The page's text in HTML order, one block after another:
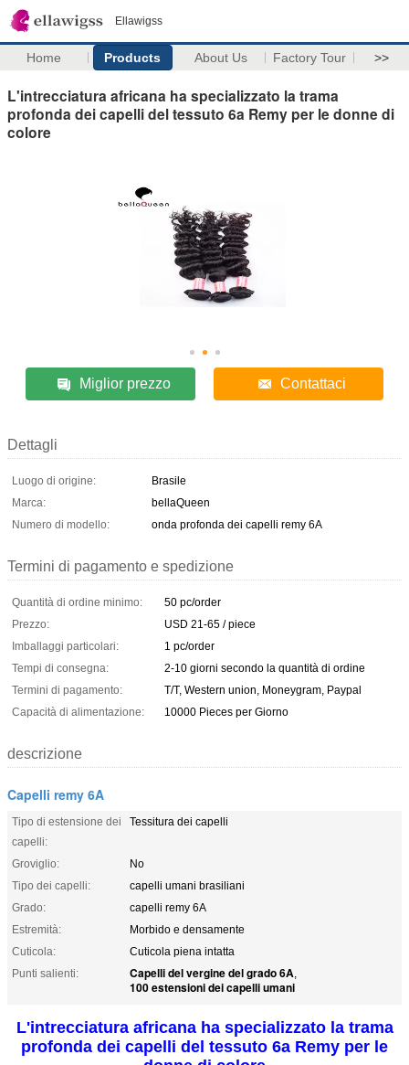
Ellawigss
Home Products About Us Factory Tour >>
L'intrecciatura africana ha specializzato la trama
profonda dei capelli del tessuto 6a Remy per le donne di
colore
Miglior prezzo Contattaci
Dettagli
Luogo di origine:
Brasile
Marca:
bellaQueen
Numero di modello:
onda profonda dei capelli remy 6A
Termini di pagamento e spedizione
Quantità di ordine minimo:
50 pc/order
Prezzo:
USD 21-65 / piece
Imballaggi particolari:
1 pc/order
Tempi di consegna:
2-10 giorni secondo la quantità di ordine
Termini di pagamento:
T/T, Western union, Moneygram, Paypal
Capacità di alimentazione:
10000 Pieces per Giorno
descrizione
Capelli remy 6A
Tipo di estensione dei
capelli:
Tessitura dei capelli
Groviglio:
No
Tipo dei capelli:
capelli umani brasiliani
Grado:
capelli remy 6A
Estremità:
Morbido e densamente
Cuticola:
Cuticola piena intatta
Punti salienti:
Capelli del vergine del grado 6A,
100 estensioni dei capelli umani
L'intrecciatura africana ha specializzato la trama
profonda dei capelli del tessuto 6a Remy per le